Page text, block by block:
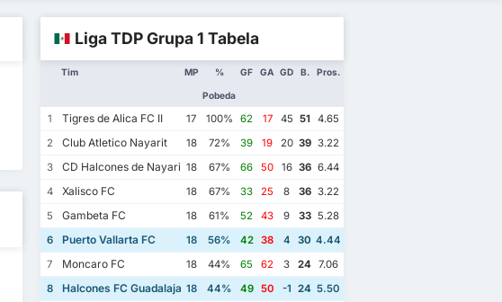
Liga TDP Grupa 1 Tabela
Tim MP %
Pobeda
GF GA GD B. Pros.
1 Tigres de Alica FC II 17 100% 62 17 45 51
4.65
2
Club Atletico Nayarit 18 72% 39 19 20 39 3.22
3
CD Halcones de Nayarit 18 67% 66 50 16 36 6.44
4
Xalisco FC 18 67% 33 25 8 36 3.22
5
Gambeta FC 18 61% 52 43 9 33 5.28
6
Puerto Vallarta FC 18 56% 42 38 4 30 4.44
7
Moncaro FC 18 44% 65 62 3 24 7.06
8
Halcones FC Guadalajara18 44% 49 50 -1 24 5.50